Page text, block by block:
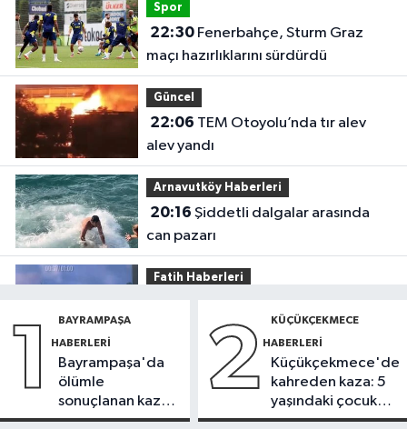
Spor
22:30Fenerbahçe, Sturm Graz
maçı hazırlıklarını sürdürdü
Güncel
22:06
alev yandı
Arnavutköy Haberleri
20:16
can pazarı
Fatih Haberleri
kamerada
Güncel
ormana sıçradı
1 BAYRAMPAŞA
HABERLERI
Bayrampaşa'da
ölümle
sonuçlanan kaza:
Sürücü
2 KÜÇÜKÇEKMECE
HABERLERI
Küçükçekmece'de
kahreden kaza: 5
yaşındaki çocuk
yoğun bakımda